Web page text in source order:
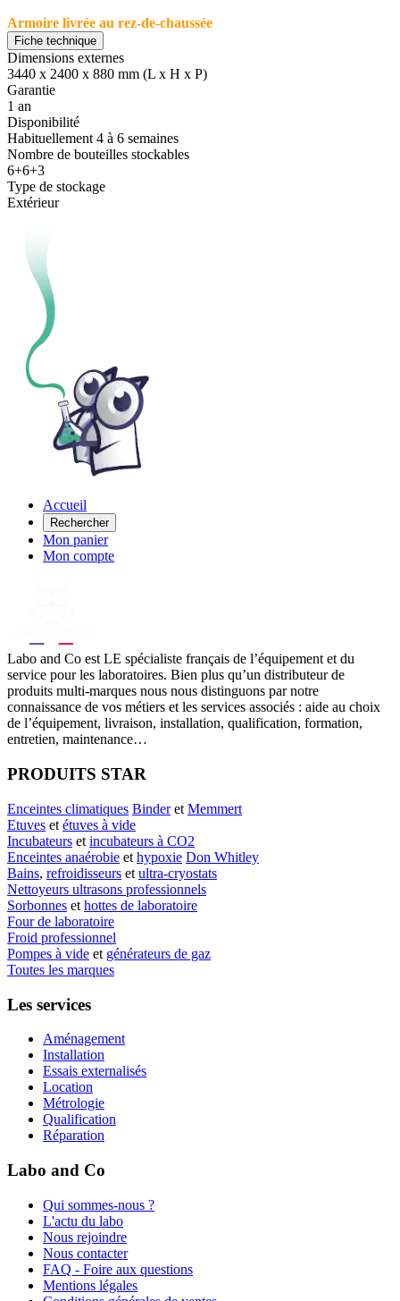
Armoire livrée au rez-de-chaussée
Fiche technique
Dimensions externes
3440 x 2400 x 880 mm (L x H x P)
Garantie
1 an
Disponibilité
Habituellement 4 à 6 semaines
Nombre de bouteilles stockables
6+6+3
Type de stockage
Extérieur
Accueil
Rechercher
Mon panier
Mon compte
Labo and Co est LE spécialiste français de l’équipement et du
service pour les laboratoires. Bien plus qu’un distributeur de
produits multi-marques nous nous distinguons par notre
connaissance de vos métiers et les services associés : aide au choix
de l’équipement, livraison, installation, qualification, formation,
entretien, maintenance…
PRODUITS STAR
Enceintes climatiques Binderet Memmert
Etuves et étuves à vide
Incubateurs et incubateurs à CO2
Enceintes anaérobie et hypoxie Don Whitley
Bains, refroidisseurs et ultra-cryostats
Nettoyeurs ultrasons professionnels
Sorbonnes et hottes de laboratoire
Four de laboratoire
Froid professionnel
Pompes à vide et générateurs de gaz
Toutes les marques
Les services
Aménagement
Installation
Essais externalisés
Location
Métrologie
Qualification
Réparation
Labo and Co
Qui sommes-nous ?
L'actu du labo
Nous rejoindre
Nous contacter
FAQ - Foire aux questions
Mentions légales